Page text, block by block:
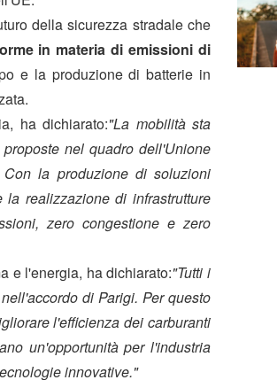
della sicurezza stradale che
in materia di emissioni di
e la produzione di batterie in
ha dichiarato:"La mobilità sta
nel quadro dell'Unione
la produzione di soluzioni
realizzazione di infrastrutture
zero congestione e zero
e l'energia, ha dichiarato:"Tutti i
di Parigi. Per questo
l'efficienza dei carburanti
un'opportunità per l'industria
innovative."